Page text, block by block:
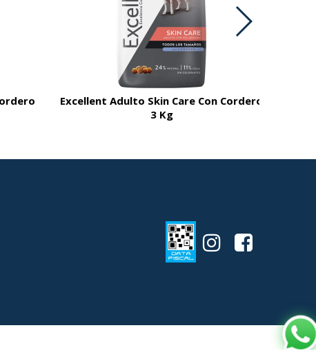
Excellent Adulto Skin Care Con Cordero
3 Kg